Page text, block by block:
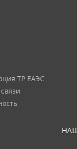
ТР ЕАЭС